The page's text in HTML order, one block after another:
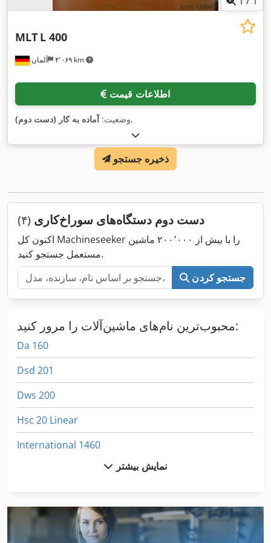
آلمان ۴٬۰۶۹ km
MLT L 400
اطلاعات قیمت
وضعیت:آماده به کار (دست دوم) ,
ذخیره جستجو
دست دوم دستگاه‌های سوراخ‌کاری (۴)
اکنون کل Machineseeker را با بیش از ۲۰۰٬۰۰۰ ماشین
مستعمل جستجو کنید.
جستجو کردن
محبوب‌ترین نام‌های ماشین‌آلات را مرور کنید:
Da 160
Dsd 201
Dws 200
Hsc 20 Linear
International 1460
Kgs 1670
نمایش بیشتر